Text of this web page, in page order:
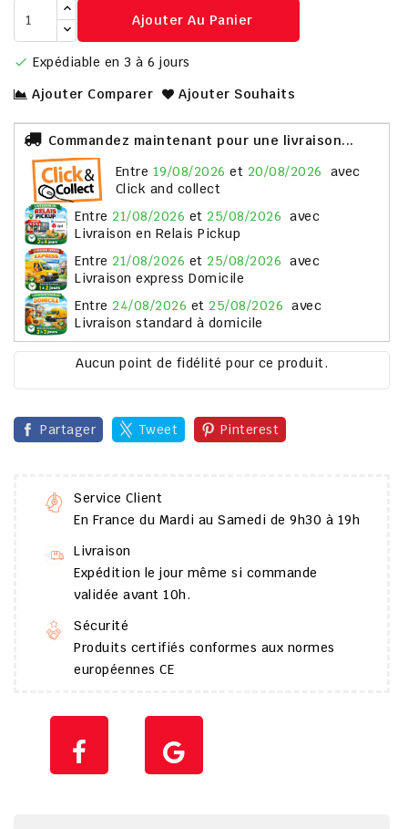
Ajouter Au Panier
 Expédiable en 3 à 6 jours
Ajouter Comparer
Ajouter Souhaits
Commandez maintenant pour une livraison...
entre 19/08/2026 et 20/08/2026
avec
Click and collect
entre 21/08/2026 et 25/08/2026 avec
Livraison en Relais Pickup
entre 21/08/2026 et 25/08/2026 avec
Livraison express Domicile
entre 24/08/2026 et 25/08/2026 avec
Livraison standard à domicile
Aucun point de fidélité pour ce produit.
Partager Tweet Pinterest
Service Client
En France du Mardi au Samedi de 9h30 à 19h
Livraison
Expédition le jour même si commande
validée avant 10h.
Sécurité
Produits certifiés conformes aux normes
européennes CE